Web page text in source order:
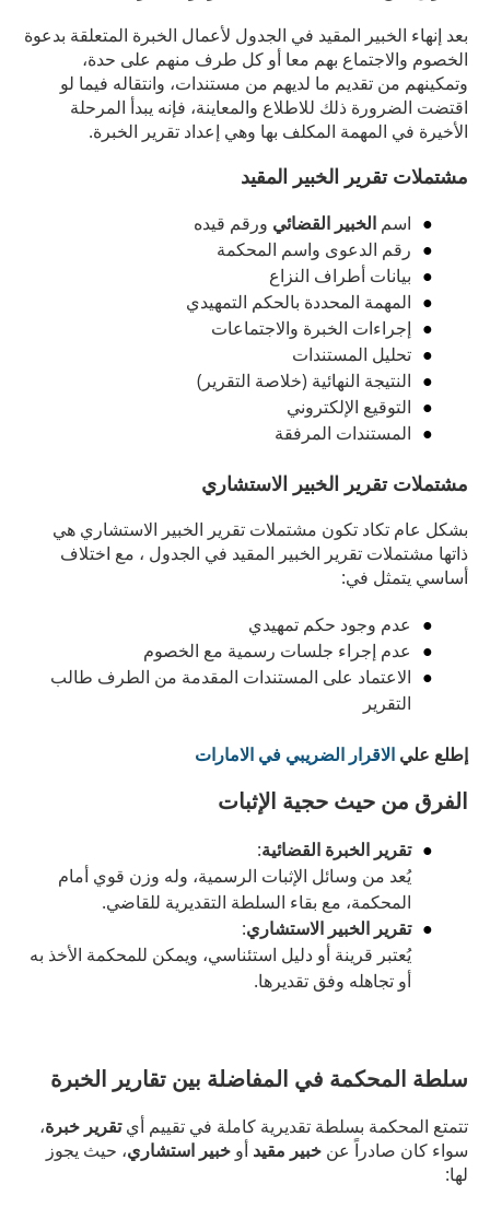
بعد إنهاء الخبير المقيد في الجدول لأعمال الخبرة المتعلقة بدعوة
الخصوم والاجتماع بهم معا أو كل طرف منهم على حدة،
وتمكينهم من تقديم ما لديهم من مستندات، وانتقاله فيما لو
اقتضت الضرورة ذلك للاطلاع والمعاينة، فإنه يبدأ المرحلة
الأخيرة في المهمة المكلف بها وهي إعداد تقرير الخبرة.
مشتملات تقرير الخبير المقيد
اسم الخبير القضائي ورقم قيده
رقم الدعوى واسم المحكمة
بيانات أطراف النزاع
المهمة المحددة بالحكم التمهيدي
إجراءات الخبرة والاجتماعات
تحليل المستندات
النتيجة النهائية (خلاصة التقرير)
التوقيع الإلكتروني
المستندات المرفقة
مشتملات تقرير الخبير الاستشاري
بشكل عام تكاد تكون مشتملات تقرير الخبير الاستشاري هي
ذاتها مشتملات تقرير الخبير المقيد في الجدول ، مع اختلاف
أساسي يتمثل في:
عدم وجود حكم تمهيدي
عدم إجراء جلسات رسمية مع الخصوم
الاعتماد على المستندات المقدمة من الطرف طالب
التقرير
إطلع علي الاقرار الضريبي في الامارات
الفرق من حيث حجية الإثبات
تقرير الخبرة القضائية:
يُعد من وسائل الإثبات الرسمية، وله وزن قوي أمام
المحكمة، مع بقاء السلطة التقديرية للقاضي.
تقرير الخبير الاستشاري:
يُعتبر قرينة أو دليل استئناسي، ويمكن للمحكمة الأخذ به
أو تجاهله وفق تقديرها.
سلطة المحكمة في المفاضلة بين تقارير الخبرة
تتمتع المحكمة بسلطة تقديرية كاملة في تقييم أيتقرير خبرة،
سواء كان صادراً عن خبير مقيد أو خبير استشاري، حيث يجوز
لها: